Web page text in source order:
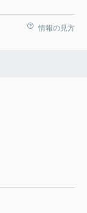
情報の見方